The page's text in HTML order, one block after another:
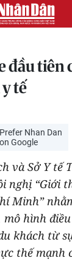
đầu tiên
tế
Prefer Nhan Dan
on Google
và Sở Y tế
nghị “Giới
Minh”
mô hình
khách từ
thế mạnh